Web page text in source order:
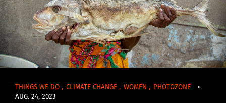
THINGS WE DO , CLIMATE CHANGE , WOMEN , PHOTOZONE
•
AUG. 24, 2023